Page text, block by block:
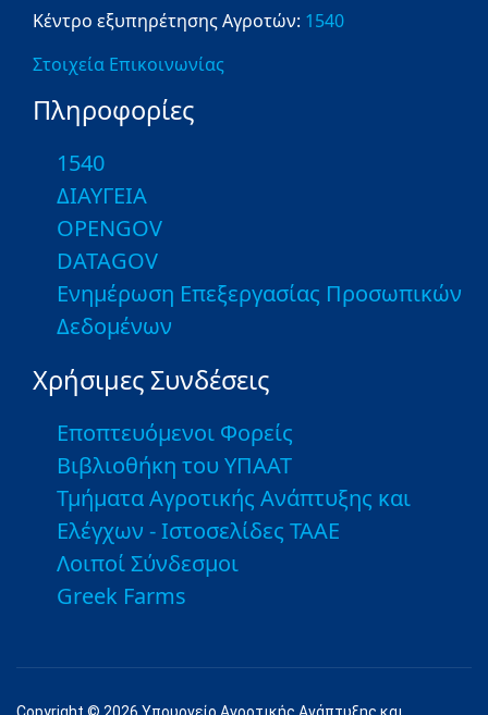
Κέντρο εξυπηρέτησης Αγροτών: 1540
Στοιχεία Επικοινωνίας
Πληροφορίες
1540
ΔΙΑΥΓΕΙΑ
OPENGOV
DATAGOV
Ενημέρωση Επεξεργασίας Προσωπικών
Δεδομένων
Χρήσιμες Συνδέσεις
Εποπτευόμενοι Φορείς
Βιβλιοθήκη του ΥΠΑΑΤ
Τμήματα Αγροτικής Ανάπτυξης και
Ελέγχων - Ιστοσελίδες ΤΑΑΕ
Λοιποί Σύνδεσμοι
Greek Farms